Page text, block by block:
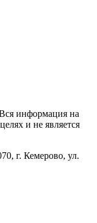
информация на
и не является
г. Кемерово, ул.